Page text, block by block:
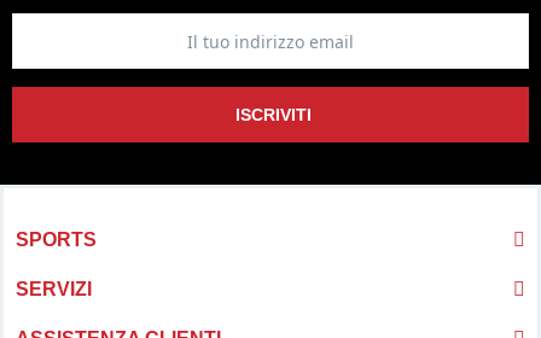
ISCRIVITI
SPORTS
SERVIZI